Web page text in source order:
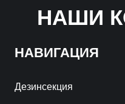
НАШИ
НАВИГАЦИЯ
Дезинсекция